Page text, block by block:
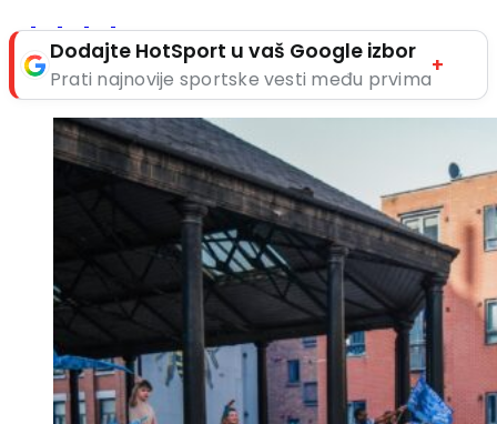
Dodajte HotSport u vaš Google izbor
Prati najnovije sportske vesti među prvima
+